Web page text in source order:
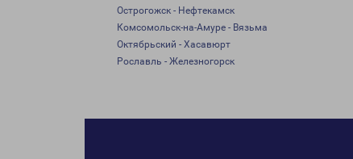
Острогожск - Нефтекамск
Комсомольск-на-Амуре - Вязьма
Октябрьский - Хасавюрт
Рославль - Железногорск